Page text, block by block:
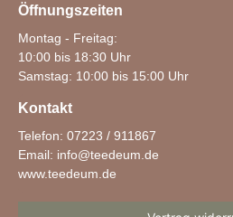
Öffnungszeiten
Montag - Freitag:
10:00 bis 18:30 Uhr
Samstag: 10:00 bis 15:00 Uhr
Kontakt
Telefon: 07223 / 911867
Email: info@teedeum.de
www.teedeum.de